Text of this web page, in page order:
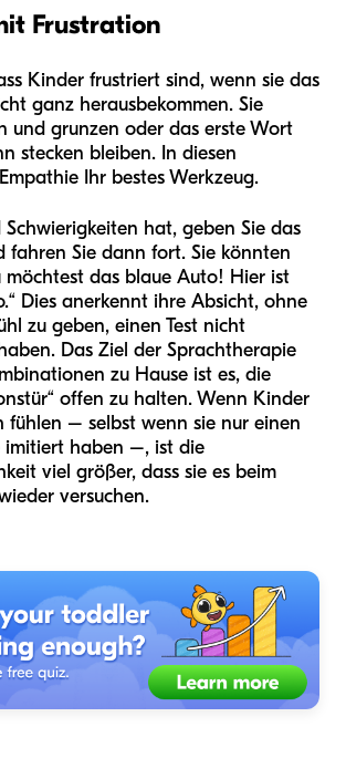
Frustration
Kinder frustriert sind, wenn sie das
ganz herausbekommen. Sie
und grunzen oder das erste Wort
stecken bleiben. In diesen
Ihr bestes Werkzeug.
hat, geben Sie das
fahren Sie dann fort. Sie könnten
möchtest das blaue Auto! Hier ist
Dies anerkennt ihre Absicht, ohne
zu geben, einen Test nicht
Das Ziel der Sprachtherapie
zu Hause ist es, die
offen zu halten. Wenn Kinder
fühlen – selbst wenn sie nur einen
imitiert haben –, ist die
viel größer, dass sie es beim
versuchen.